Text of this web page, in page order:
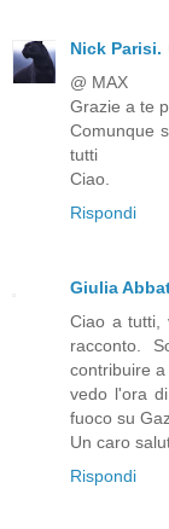
Nick Parisi.
@ MAX
Grazie a te
Comunque
tutti
Ciao.
Rispondi
Giulia
Ciao a tutti,
racconto.
contribuire
vedo l'ora
fuoco su
Un caro
Rispondi